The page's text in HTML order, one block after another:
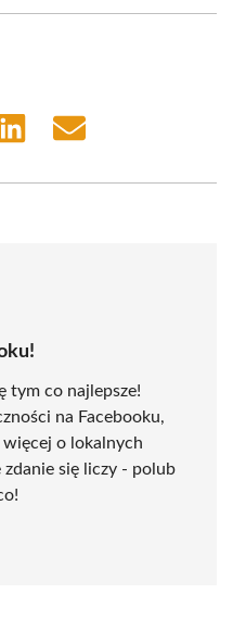
Share
Share
tym co najlepsze!
na Facebooku,
więcej o lokalnych
się liczy - polub